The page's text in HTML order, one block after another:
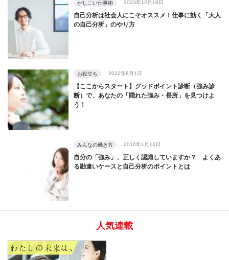
かしこい仕事術 2023年12月19日
自己分析は社会人にこそオススメ！仕事に効く「大人
の自己分析」のやり方
お役立ち 2022年8月1日
【ここからスタート】グッドポイント診断（強み診
断）で、あなたの「隠れた強み・長所」を見つけよ
う！
みんなの働き方 2016年1月14日
自分の「強み」、正しく認識していますか？ よくあ
る勘違いケースと自己分析のポイントとは
人気連載